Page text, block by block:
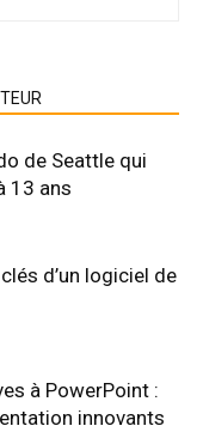
de Seattle qui
13 ans
d’un logiciel de
à PowerPoint :
innovants